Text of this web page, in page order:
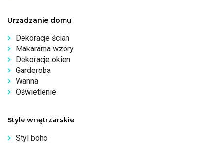
Urządzanie domu
Dekoracje ścian
Makarama wzory
Dekoracje okien
Garderoba
Wanna
Oświetlenie
Style wnętrzarskie
Styl boho